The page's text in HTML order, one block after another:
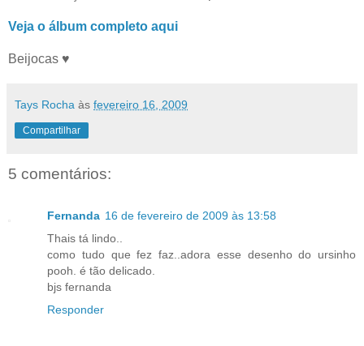
Veja o álbum completo aqui
Beijocas ♥
Tays Rocha às fevereiro 16, 2009
Compartilhar
5 comentários:
Fernanda 16 de fevereiro de 2009 às 13:58
Thais tá lindo..
como tudo que fez faz..adora esse desenho do ursinho
pooh. é tão delicado.
bjs fernanda
Responder